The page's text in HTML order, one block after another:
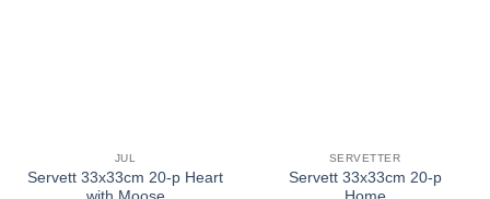
JUL
Servett 33x33cm 20-p Heart
SERVETTER
Servett 33x33cm 20-p